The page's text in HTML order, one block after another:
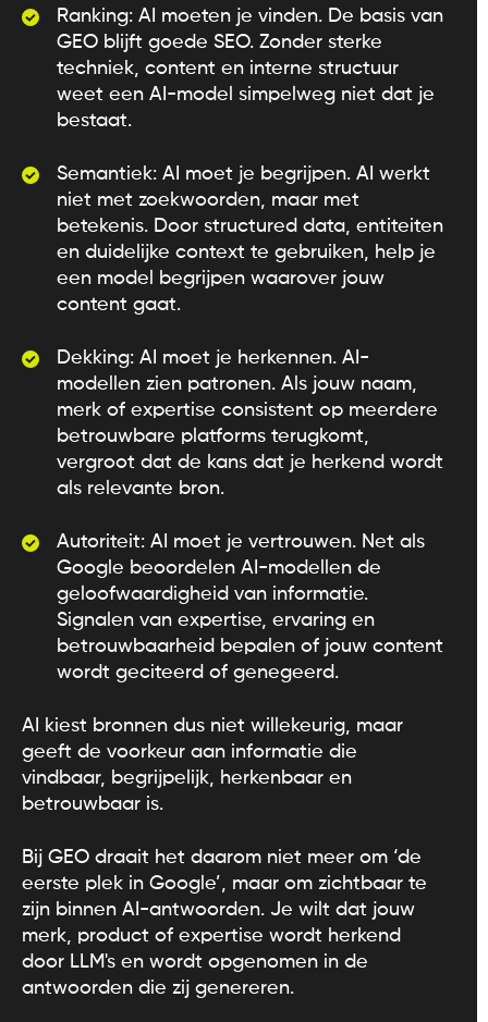
Ranking: AI moeten je vinden. De basis van
GEO blijft goede SEO. Zonder sterke
techniek, content en interne structuur
weet een AI-model simpelweg niet dat je
bestaat.
Semantiek: AI moet je begrijpen. AI werkt
niet met zoekwoorden, maar met
betekenis. Door structured data, entiteiten
en duidelijke context te gebruiken, help je
een model begrijpen waarover jouw
content gaat.
Dekking: AI moet je herkennen. AI-
modellen zien patronen. Als jouw naam,
merk of expertise consistent op meerdere
betrouwbare platforms terugkomt,
vergroot dat de kans dat je herkend wordt
als relevante bron.
Autoriteit: AI moet je vertrouwen. Net als
Google beoordelen AI-modellen de
geloofwaardigheid van informatie.
Signalen van expertise, ervaring en
betrouwbaarheid bepalen of jouw content
wordt geciteerd of genegeerd.
AI kiest bronnen dus niet willekeurig, maar
geeft de voorkeur aan informatie die
vindbaar, begrijpelijk, herkenbaar en
betrouwbaar is.
Bij GEO draait het daarom niet meer om ‘de
eerste plek in Google’, maar om zichtbaar te
zijn binnen AI-antwoorden. Je wilt dat jouw
merk, product of expertise wordt herkend
door LLM's en wordt opgenomen in de
antwoorden die zij genereren.